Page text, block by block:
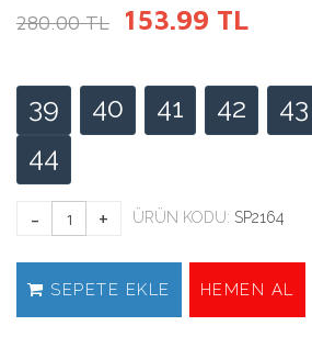
280.00 TL 153.99 TL
39 40 41 42
43
44
ÜRÜN KODU: SP2164
SEPETE EKLE HEMEN AL